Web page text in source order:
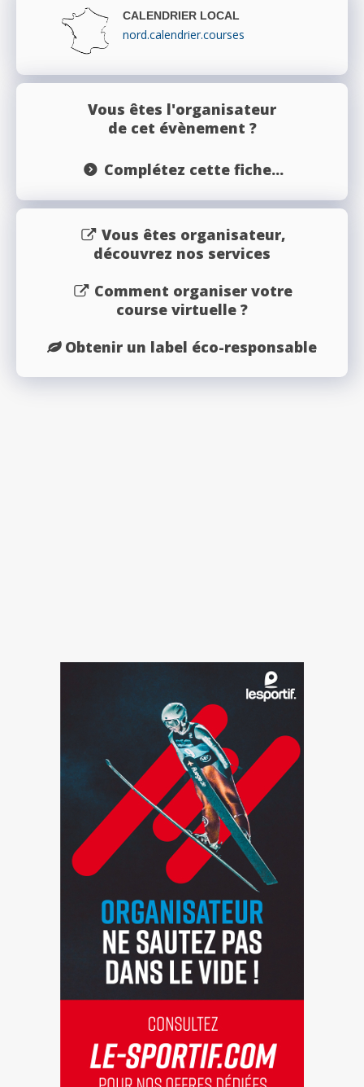
CALENDRIER LOCAL
nord.calendrier.courses
Vous êtes l'organisateur
de cet évènement ?
Complétez cette fiche...
Vous êtes organisateur,
découvrez nos services
Comment organiser votre
course virtuelle ?
Obtenir un label éco-responsable